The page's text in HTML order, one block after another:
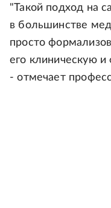
"Такой подход на
в большинстве
просто
его клиническую и
- отмечает